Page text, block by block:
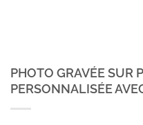
PHOTO GRAVÉE SUR
PERSONNALISÉE